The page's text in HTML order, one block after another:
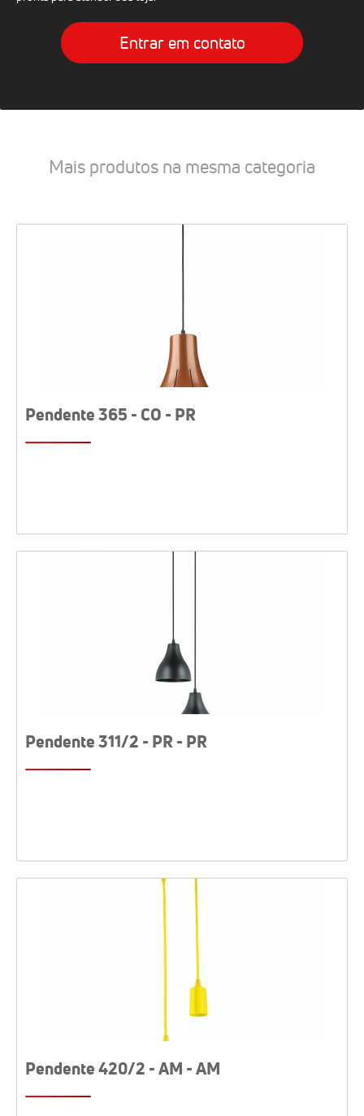
Entrar em contato
Mais produtos na mesma categoria
Pendente 365 - CO - PR
Pendente 311/2 - PR - PR
Pendente 420/2 - AM - AM